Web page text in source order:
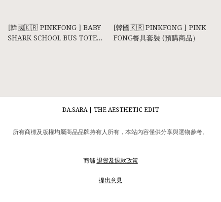
[韓國🇰🇷 PINKFONG ] BABY
SHARK SCHOOL BUS TOTE
[韓國🇰🇷 PINKFONG ] PINK
FONG餐具套裝 (預購商品）
DA.SARA | THE AESTHETIC EDIT
所有商標及版權均屬商品品牌持有人所有，本站內容僅供分享與選物參考。
商舖退貨及退款政策
提出意見